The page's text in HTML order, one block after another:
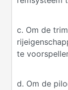
c. Om de
te
d. Om de